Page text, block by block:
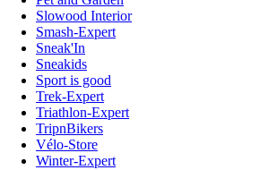
Slowood Interior
Smash-Expert
Sneak'In
Sneakids
Sport is good
Trek-Expert
Triathlon-Expert
TripnBikers
Vélo-Store
Winter-Expert